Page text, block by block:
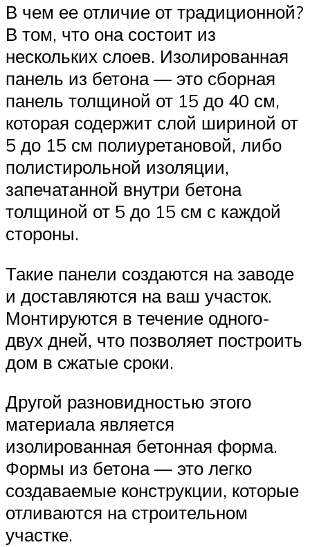
В чем ее отличие от традиционной?
В том, что она состоит из
нескольких слоев. Изолированная
панель из бетона — это сборная
панель толщиной от 15 до 40 см,
которая содержит слой шириной от
5 до 15 см полиуретановой, либо
полистирольной изоляции,
запечатанной внутри бетона
толщиной от 5 до 15 см с каждой
стороны.
Такие панели создаются на заводе
и доставляются на ваш участок.
Монтируются в течение одного-
двух дней, что позволяет построить
дом в сжатые сроки.
Другой разновидностью этого
материала является
изолированная бетонная форма.
Формы из бетона — это легко
создаваемые конструкции, которые
отливаются на строительном
участке.